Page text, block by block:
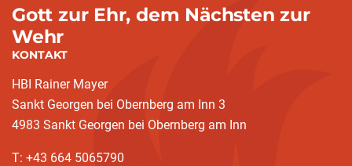
Gott zur Ehr, dem Nächsten zur
Wehr
KONTAKT
HBI Rainer Mayer
Sankt Georgen bei Obernberg am Inn 3
4983 Sankt Georgen bei Obernberg am Inn
T: +43 664 5065790